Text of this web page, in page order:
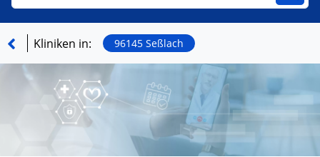
Finden
Kliniken in: 96145 Seßlach